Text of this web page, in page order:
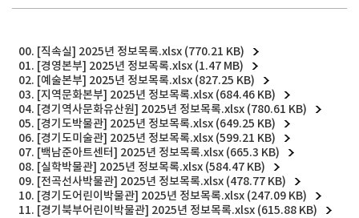
00. [직속실] 2025년 정보목록.xlsx (770.21 KB)
01. [경영본부] 2025년 정보목록.xlsx (1.47 MB)
02. [예술본부] 2025년 정보목록.xlsx (827.25 KB)
03. [지역문화본부] 2025년 정보목록.xlsx (684.46 KB)
04. [경기역사문화유산원] 2025년 정보목록.xlsx (780.61 KB)
05. [경기도박물관] 2025년 정보목록.xlsx (649.25 KB)
06. [경기도미술관] 2025년 정보목록.xlsx (599.21 KB)
07. [백남준아트센터] 2025년 정보목록.xlsx (665.3 KB)
08. [실학박물관] 2025년 정보목록.xlsx (584.47 KB)
09. [전곡선사박물관] 2025년 정보목록.xlsx (478.77 KB)
10. [경기도어린이박물관] 2025년 정보목록.xlsx (247.09 KB)
11. [경기북부어린이박물관] 2025년 정보목록.xlsx (615.88 KB)